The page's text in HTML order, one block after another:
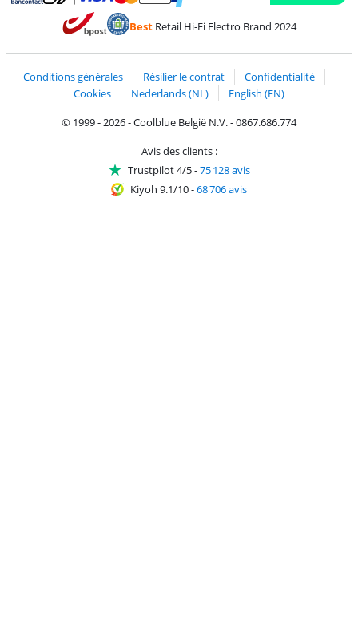
Payer avec Bancontact
Payer avec MasterCard et Visa via ClickToPay
BestRetail Hi-Fi Electro Brand 2024
Conditions générales Résilier le contrat
Confidentialité
Cookies
Nederlands (NL)
English (EN)
© 1999 - 2026 - Coolblue België N.V. - 0867.686.774
Avis des clients :
Trustpilot 4/5-75 128 avis
Kiyoh 9.1/10-68 706 avis